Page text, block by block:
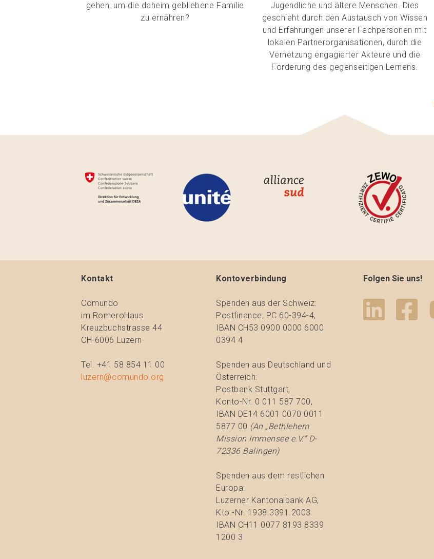
gehen, um die daheim gebliebene Familie
zu ernähren?
Jugendliche und ältere Menschen. Dies
geschieht durch den Austausch von Wissen
und Erfahrungen unserer Fachpersonen mit
lokalen Partnerorganisationen, durch die
Vernetzung engagierter Akteure und die
Förderung des gegenseitigen Lernens.
Kontakt
Comundo
im RomeroHaus
Kreuzbuchstrasse 44
CH-6006 Luzern
Tel. +41 58 854 11 00
luzern@comundo.org
Kontoverbindung
Spenden aus der Schweiz:
Postfinance, PC 60-394-4,
IBAN CH53 0900 0000 6000
0394 4
Spenden aus Deutschland und
Österreich:
Postbank Stuttgart,
Konto-Nr. 0 011 587 700,
IBAN DE14 6001 0070 0011
5877 00 (An „Bethlehem
Mission Immensee e.V.“ D-
72336 Balingen)
Spenden aus dem restlichen
Europa:
Luzerner Kantonalbank AG,
Kto.-Nr. 1938.3391.2003
IBAN CH11 0077 8193 8339
1200 3
Folgen Sie uns!